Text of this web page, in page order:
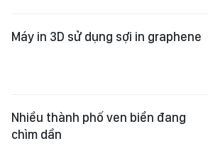
Máy in 3D sử dụng sợi in graphene
Nhiều thành phố ven biển đang
chìm dần